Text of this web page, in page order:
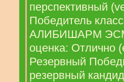
перспективный
Победитель
АЛИБИШАРМ
оценка: Отлично
Резервный
резервный